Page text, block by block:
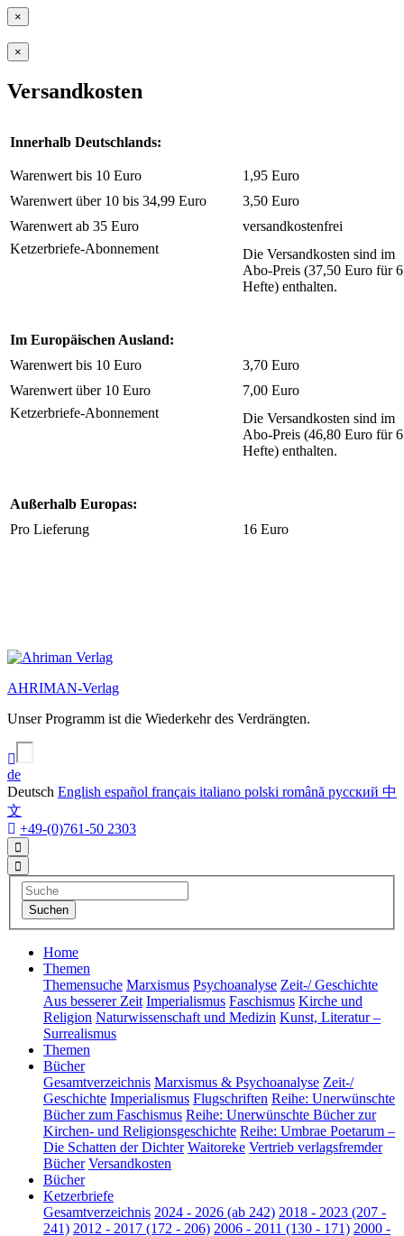
×
×
Versandkosten
Innerhalb Deutschlands:
Warenwert bis 10 Euro
1,95 Euro
Warenwert über 10 bis 34,99 Euro
3,50 Euro
Warenwert ab 35 Euro
versandkostenfrei
Ketzerbriefe-Abonnement
Die Versandkosten sind im
Abo-Preis (37,50 Euro für 6
Hefte) enthalten.
Im Europäischen Ausland:
Warenwert bis 10 Euro
3,70 Euro
Warenwert über 10 Euro
7,00 Euro
Ketzerbriefe-Abonnement
Die Versandkosten sind im
Abo-Preis (46,80 Euro für 6
Hefte) enthalten.
Außerhalb Europas:
Pro Lieferung
16 Euro
AHRIMAN-Verlag
Unser Programm ist die Wiederkehr des Verdrängten.
de
Deutsch English español français italiano polski română русский 中
文
+49-(0)761-50 2303
Home
Themen
Themensuche Marxismus Psychoanalyse Zeit-/ Geschichte
Aus besserer Zeit Imperialismus Faschismus Kirche und
Religion Naturwissenschaft und Medizin Kunst, Literatur –
Surrealismus
Themen
Bücher
Gesamtverzeichnis Marxismus & Psychoanalyse Zeit-/
Geschichte Imperialismus Flugschriften Reihe: Unerwünschte
Bücher zum Faschismus Reihe: Unerwünschte Bücher zur
Kirchen- und Religionsgeschichte Reihe: Umbrae Poetarum –
Die Schatten der Dichter Waitoreke Vertrieb verlagsfremder
Bücher Versandkosten
Bücher
Ketzerbriefe
Gesamtverzeichnis 2024 - 2026 (ab 242) 2018 - 2023 (207 -
241) 2012 - 2017 (172 - 206) 2006 - 2011 (130 - 171) 2000 -